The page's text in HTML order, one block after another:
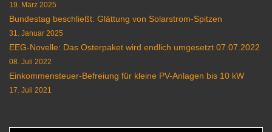
19. März 2025
Bundestag beschließt: Glättung von Solarstrom-Spitzen
31. Januar 2025
EEG-Novelle: Das Osterpaket wird endlich umgesetzt 07.07.2022
08. Juli 2022
Einkommensteuer-Befreiung für kleine PV-Anlagen bis 10 kW
17. Juli 2021